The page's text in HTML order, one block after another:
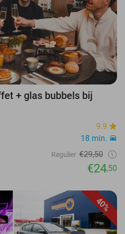
+ glas bubbels bij
9.9
18 min.
Regulier €29,50
€24,50
40%